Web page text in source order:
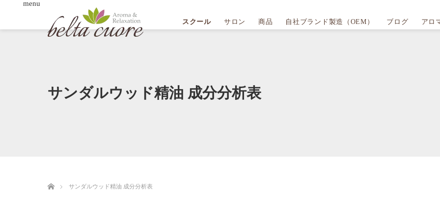
menu
スクール サロン 商品 自社ブランド製造（OEM） ブログ アロ
サンダルウッド精油 成分分析表
サンダルウッド精油 成分分析表